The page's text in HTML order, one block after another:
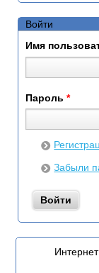
Войти
Имя
Пароль *
Забыли